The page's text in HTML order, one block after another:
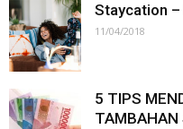
Staycation
11/04/2018
5 TIPS
TAMBAHAN